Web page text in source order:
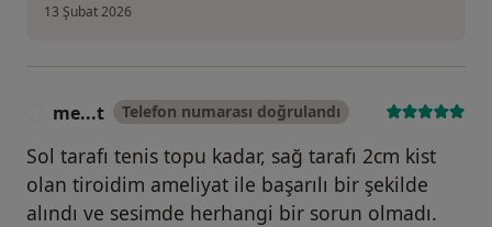
13 Şubat 2026
me...t Telefon numarası doğrulandı
Sol tarafı tenis topu kadar, sağ tarafı 2cm kist
olan tiroidim ameliyat ile başarılı bir şekilde
alındı ve sesimde herhangi bir sorun olmadı.